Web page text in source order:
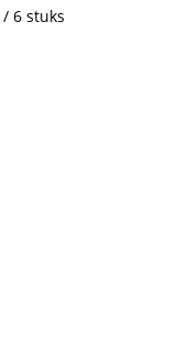
/ 6 stuks